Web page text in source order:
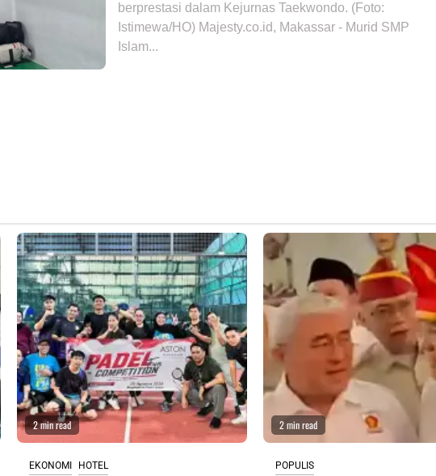
berprestasi dalam Kejurnas Taekwondo. (Foto:
Istimewa/HO) Majesty.co.id, Makassar - Murid SMP
Islam...
2 min read
EKONOMI HOTEL
2 min read
POPULIS